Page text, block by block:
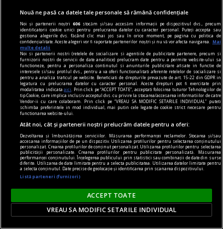
Ediția de anul acesta a One World România își
invită spectatorii în perioada 5 - 14 aprilie.
în oraș
INTEGRALA BRAHMS II: DIRIJORUL JOHN AXELROD
ȘI VIOLONISTUL VALENTIN ȘERBAN
Vineri, 16 februarie 2024 (19.00), ORCHESTRA
Nouă ne pasă ca datele tale personale să rămână confidențiale
Noi și partenerii noștri606 stocăm și/sau accesăm informații pe dispozitivul dvs., precum
identificatorii cookie unici pentru prelucrarea datelor cu caracter personal. Puteți accepta sau
gestiona alegerile dvs. făcând clic mai jos sau în orice moment, pe pagina cu politica de
confidențialitate. Aceste alegeri vor fi raportate partenerilor noștri și nu vă vor afecta navigarea.
Mai
multe detalii
Noi si partenerii nostri (retelele de socializare si agentiile de publicitate partenere, precum si
furnizorii nostri de servicii de date analitice) prelucram date pentru a permite website-ului sa
functioneze, pentru a personaliza continutul si anunturile publicitare afisate in functie de
interesele si/sau profilul dvs., pentru a va oferi functionalitati aferente retelelor de socializare si
pentru a analiza traficul pe website. Beneficiati de drepturile prevazute de art. 15-22 din GDPR in
legatura cu prelucrarea datelor cu caracter personal. Aceste drepturi pot fi exercitate prin
modalitatea indicataaici
. Prin click pe “ACCEPT TOATE”, acceptati folosirea tuturor Tehnologiilor de
tip Cookie, care implica inclusiv acceptul dvs. cu privire la stocarea/accesarea informatiilor de catre
Vendor-ii cu care colaboram. Prin click pe “VREAU SA MODIFIC SETARILE INDIVIDUAL” puteti
schimba preferintele in mod individual, mai putin cele legate de cookie strict necesare pentru
functionarea website-ului.
Atât noi, cât și partenerii noștri prelucrăm datele pentru a oferi:
Dezvoltarea și îmbunătățirea serviciilor. Măsurarea performanței reclamelor. Stocarea și/sau
accesarea informațiilor de pe un dispozitiv. Utilizarea profilurilor pentru selectarea conținutului
personalizat. Crearea profilurilor de conținut personalizat. Utilizarea profilurilor pentru selectarea
publicității personalizate. Crearea profilurilor pentru publicitate personalizată. Măsurarea
performanței conținutului. Înțelegerea publicului prin statistici sau combinații de date din surse
diferite. Utilizarea de date limitate pentru a selecta publicitatea. Utilizarea datelor limitate pentru
a selecta conținutul. Date precise de geolocație și identificarea prin scanarea dispozitivului.
Listă parteneri (furnizori)
ACCEPT TOATE
VREAU SA MODIFIC SETARILE INDIVIDUAL